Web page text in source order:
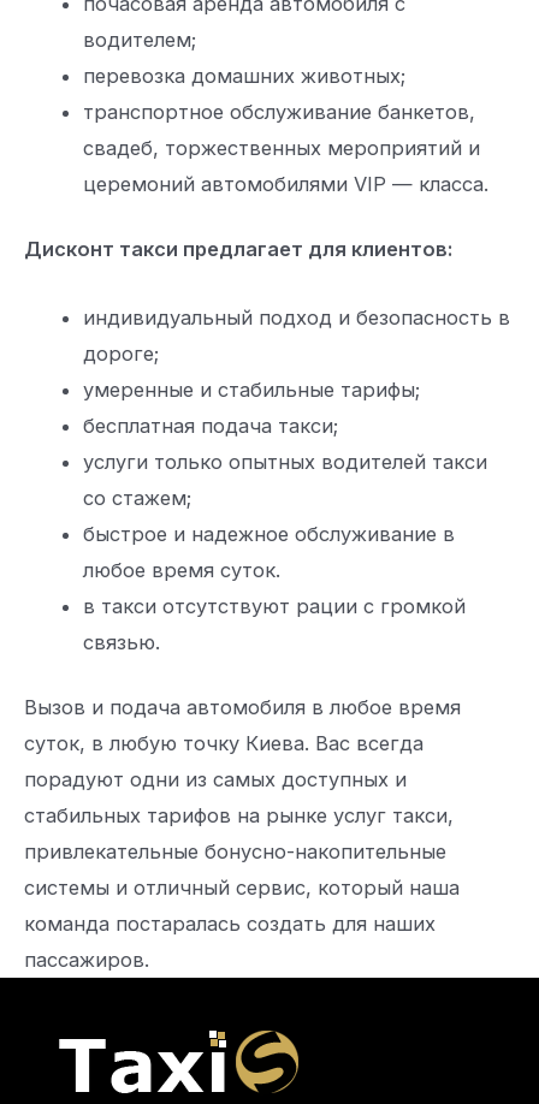
водителем;
перевозка домашних животных;
транспортное обслуживание банкетов,
свадеб, торжественных мероприятий и
церемоний автомобилями VIP — класса.
Дисконт такси предлагает для клиентов:
индивидуальный подход и безопасность в
дороге;
умеренные и стабильные тарифы;
бесплатная подача такси;
услуги только опытных водителей такси
со стажем;
быстрое и надежное обслуживание в
любое время суток.
в такси отсутствуют рации с громкой
связью.
Вызов и подача автомобиля в любое время
суток, в любую точку Киева. Вас всегда
порадуют одни из самых доступных и
стабильных тарифов на рынке услуг такси,
привлекательные бонусно-накопительные
системы и отличный сервис, который наша
команда постаралась создать для наших
пассажиров.